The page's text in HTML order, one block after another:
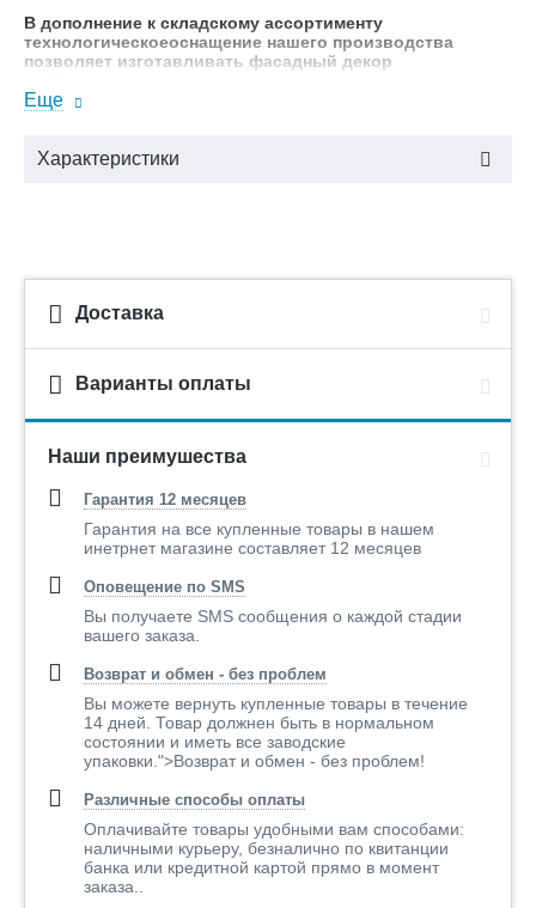
В дополнение к складскому ассортименту
технологическоеоснащение нашего производства
позволяет изготавливать фасадный декор
В связи с тем, что защитный слой CMCIzolasyon наносится в
цеховых условиях, поверхность изделий
Дляизделий LEPNINAPLAST используется пенополистирол
для которыхиспользован пенополистирол плотностью 16 кг/
м3.При этом декоративная изоляция CMC Izolasyon
обладает всеми полезнымиособенностями других
ЛЕГКОСТЬ И ГИБКОСТЬ
ИзделияLEPNINAPLAST очень легкие – они не нагружают
стены здания, что позволяеткрепить их на любую
классическую стену. Гибкость элементов
позволяетиспользовать их даже на изогнутых стенах.
ЭКОНОМИЧНОСТЬ
экономичнее, чем применение изделий изнатурального
камня, бетона или полиуретана. При этом для монтажа
требуетсяменьше времени, а затраты на рабочую силу
значительно меньше, чем прииспользовании любого другого
УСТОЙЧИВОСТЬ К ВОЗДЕЙСТВИЮ ОКРУЖАЮЩЕЙСРЕДЫ
Благодаряспециальному покрытию CMC Izolasyon продукция
LEPNINAPLAST очень устойчива квоздействию окружающей
среды. Химический состав покрытия гарантирует
полнуювлагонепроницаемость и максимальную
Еще
Характеристики
Доставка
Варианты оплаты
Наши преимушества
Гарантия 12 месяцев
Гарантия на все купленные товары в нашем
инетрнет магазине составляет 12 месяцев
Оповещение по SMS
Вы получаете SMS сообщения о каждой стадии
вашего заказа.
Возврат и обмен - без проблем
Вы можете вернуть купленные товары в течение
14 дней. Товар должнен быть в нормальном
состоянии и иметь все заводские
упаковки.">Возврат и обмен - без проблем!
Различные способы оплаты
Оплачивайте товары удобными вам способами:
наличными курьеру, безналично по квитанции
банка или кредитной картой прямо в момент
заказа..